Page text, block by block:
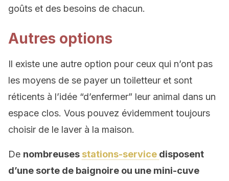
goûts et des besoins de chacun.
Autres options
Il existe une autre option pour ceux qui n’ont pas
les moyens de se payer un toiletteur et sont
réticents à l’idée “d’enfermer” leur animal dans un
espace clos. Vous pouvez évidemment toujours
choisir de le laver à la maison.
De nombreuses stations-service disposent
d’une sorte de baignoire ou une mini-cuve